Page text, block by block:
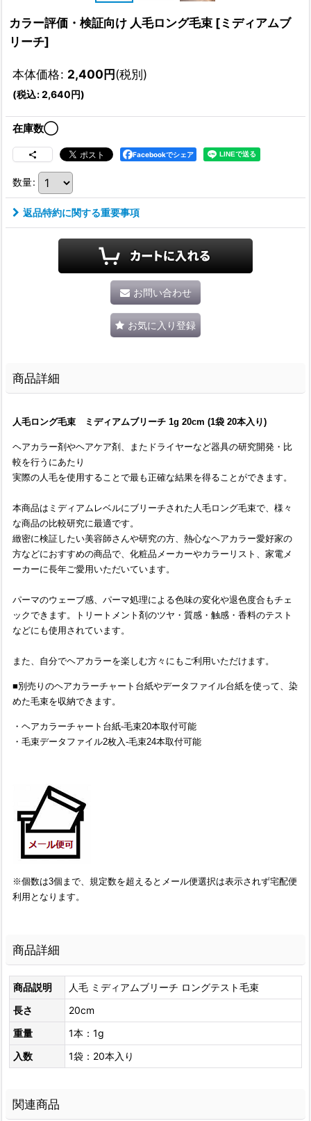
カラー評価・検証向け 人毛ロング毛束 [ミディアムブ
リーチ]
本体価格: 2,400円(税別)
(税込:2,640円)
在庫数◯
Facebookでシェア
数量:
返品特約に関する重要事項
お問い合わせ
お気に入り登録
商品詳細
人毛ロング毛束 ミディアムブリーチ 1g 20cm (1袋 20本入り)
ヘアカラー剤やヘアケア剤、またドライヤーなど器具の研究開発・比
較を行うにあたり
実際の人毛を使用することで最も正確な結果を得ることができます。
本商品はミディアムレベルにブリーチされた人毛ロング毛束で、様々
な商品の比較研究に最適です。
緻密に検証したい美容師さんや研究の方、熱心なヘアカラー愛好家の
方などにおすすめの商品で、化粧品メーカーやカラーリスト、家電メ
ーカーに長年ご愛用いただいています。
パーマのウェーブ感、パーマ処理による色味の変化や退色度合もチェ
ックできます。トリートメント剤のツヤ・質感・触感・香料のテスト
などにも使用されています。
また、自分でヘアカラーを楽しむ方々にもご利用いただけます。
■別売りのヘアカラーチャート台紙やデータファイル台紙を使って、染
めた毛束を収納できます。
・ヘアカラーチャート台紙-毛束20本取付可能
・毛束データファイル2枚入-毛束24本取付可能
※個数は3個まで、規定数を超えるとメール便選択は表示されず宅配便
利用となります。
商品詳細
商品説明
人毛 ミディアムブリーチ ロングテスト毛束
長さ
20cm
重量
1本：1g
入数
1袋：20本入り
関連商品